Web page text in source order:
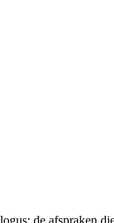
de afspraken